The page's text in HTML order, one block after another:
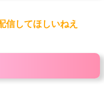
信してほしいねえ